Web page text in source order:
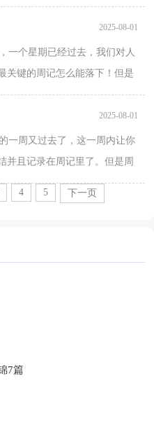
呢？下面是小编帮大家...
2025-08-01
个星期已经过去，我们对人
关键的周记怎么能落下！但是
编帮大家整理的家风家训周...
2025-08-01
一周又过去了，这一周内让你
并且记录在周记里了。但是周
整理的周记初中暑...
4 5
下一页
7篇